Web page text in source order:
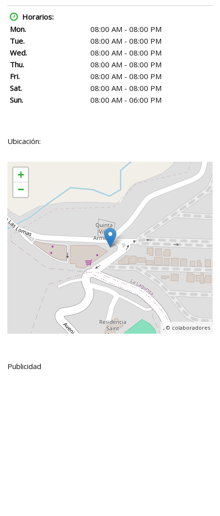
Horarios:
Mon.
08:00 AM - 08:00 PM
Tue.
08:00 AM - 08:00 PM
Wed.
08:00 AM - 08:00 PM
Thu.
08:00 AM - 08:00 PM
Fri.
08:00 AM - 08:00 PM
Sat.
08:00 AM - 08:00 PM
Sun.
08:00 AM - 06:00 PM
Ubicación:
+
−
, © colaboradores
Publicidad